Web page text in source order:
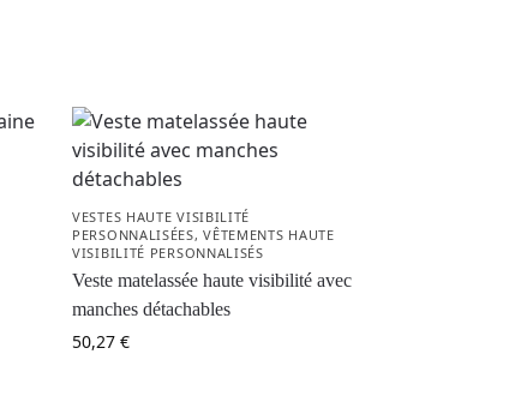
VESTES HAUTE VISIBILITÉ
PERSONNALISÉES,VÊTEMENTS HAUTE
VISIBILITÉ PERSONNALISÉS
Veste matelassée haute visibilité avec
manches détachables
50,27€